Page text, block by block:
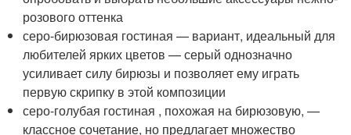
розового оттенка
серо-бирюзовая гостиная — вариант, идеальный для
любителей ярких цветов — серый однозначно
усиливает силу бирюзы и позволяет ему играть
первую скрипку в этой композиции
серо-голубая гостиная , похожая на бирюзовую, —
классное сочетание, но предлагает множество